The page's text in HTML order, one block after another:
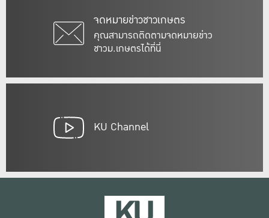
จดหมายข่าวชาวเกษตร
คุณสามารถติดตามจดหมายข่าว
ชาวม.เกษตรได้ที่นี่
KU Channel